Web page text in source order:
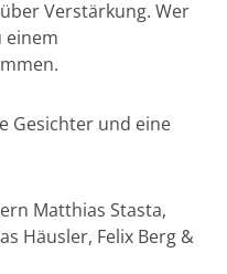
Verstärkung. Wer
einem
Gesichter und eine
Matthias Stasta,
Häusler, Felix Berg &